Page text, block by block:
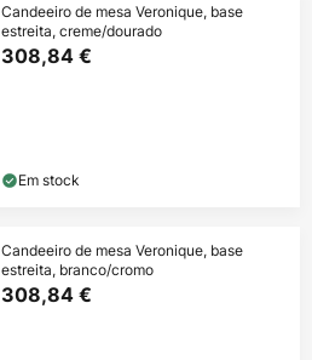
Candeeiro de mesa Veronique, base
estreita, creme/dourado
308,84 €
Em stock
Candeeiro de mesa Veronique, base
estreita, branco/cromo
308,84 €